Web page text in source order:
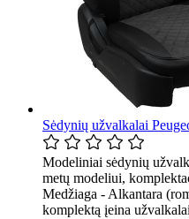
Sėdynių užvalkalai
Modeliniai sėdynių
metų modeliui,
Medžiaga - Alkantara
komplektą įeina